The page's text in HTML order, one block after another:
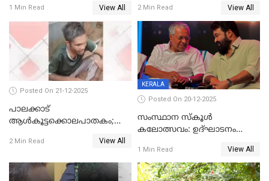
1 Min Read View All
കാഴ്ചാനുഭവമൊരുക്കി
ശബരീ നന്ദനം
2 Min Read View All
Posted On 21-12-2025
പാലക്കാട്‌
ആൾകൂട്ടക്കൊലപാതകം;
ഊർജ്ജിതമാക്കിമാക്കി
2 Min Read View All
KERALA
Posted On 20-12-2025
സംസ്ഥാന സ്കൂൾ
കലോത്സവം: ഉദ്ഘാടനം
മുഖ്യാതിഥിയായി
മോഹൻലാൽ
1 Min Read View All